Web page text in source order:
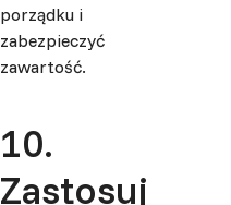
porządku i
zabezpieczyć
zawartość.
10.
Zastosuj